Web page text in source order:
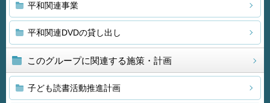
平和関連事業
平和関連DVDの貸し出し
このグループに関連する施策・計画
子ども読書活動推進計画